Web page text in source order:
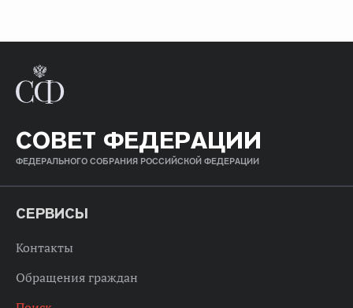
СОВЕТ ФЕДЕРАЦИИ
ФЕДЕРАЛЬНОГО СОБРАНИЯ РОССИЙСКОЙ ФЕДЕРАЦИИ
СЕРВИСЫ
Контакты
Обращения граждан